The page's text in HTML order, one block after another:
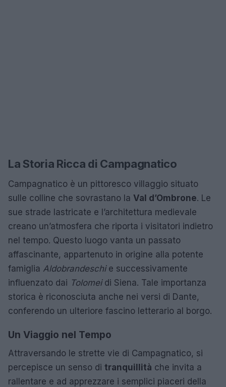
La Storia Ricca di Campagnatico
Campagnatico è un pittoresco villaggio situato
sulle colline che sovrastano la Val d’Ombrone. Le
sue strade lastricate e l’architettura medievale
creano un’atmosfera che riporta i visitatori indietro
nel tempo. Questo luogo vanta un passato
affascinante, appartenuto in origine alla potente
famiglia Aldobrandeschie successivamente
influenzato dai Tolomeidi Siena. Tale importanza
storica è riconosciuta anche nei versi di Dante,
conferendo un ulteriore fascino letterario al borgo.
Un Viaggio nel Tempo
Attraversando le strette vie di Campagnatico, si
percepisce un senso di tranquillità che invita a
rallentare e ad apprezzare i semplici piaceri della